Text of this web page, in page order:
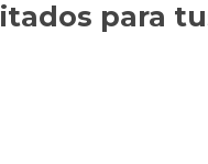
para